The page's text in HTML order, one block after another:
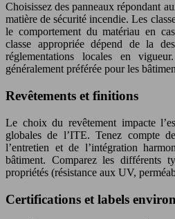
Choisissez des panneaux répondant
matière de sécurité incendie. Les
le comportement du matériau en
classe appropriée dépend de la
réglementations locales en
généralement préférée pour les
Revêtements et finitions
Le choix du revêtement impacte
globales de l’ITE. Tenez compte
l’entretien et de l’intégration
bâtiment. Comparez les différents
propriétés (résistance aux UV,
Certifications et labels